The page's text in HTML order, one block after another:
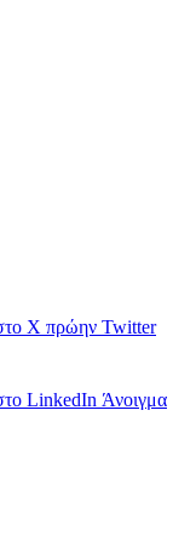
X πρώην Twitter
LinkedIn Άνοιγμα